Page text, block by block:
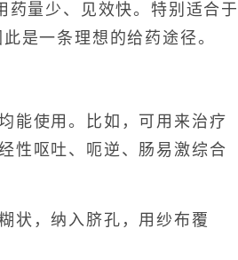
药量少、见效快。特别适合于
是一条理想的给药途径。
使用。比如，可用来治疗
性呕吐、呃逆、肠易激综合
状，纳入脐孔，用纱布覆